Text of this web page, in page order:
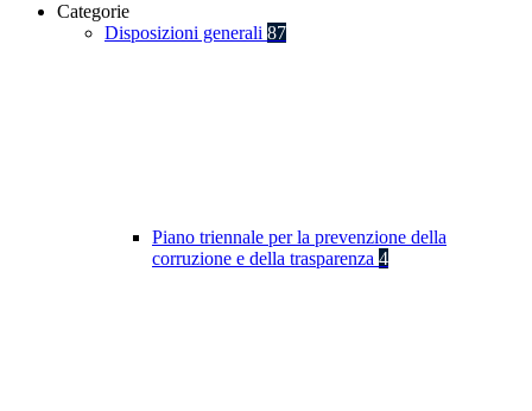
Categorie
Disposizioni generali 87
Piano triennale per la prevenzione della
corruzione e della trasparenza 4